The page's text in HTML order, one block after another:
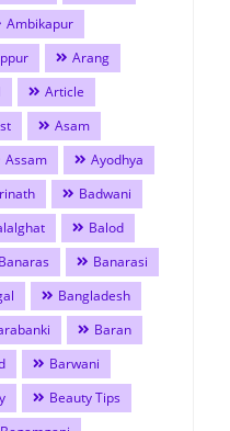
Ambikapur
Arang
Article
Asam
Assam
Ayodhya
Badwani
Balod
Banaras
Banarasi
Bangladesh
Baran
Barwani
Beauty Tips